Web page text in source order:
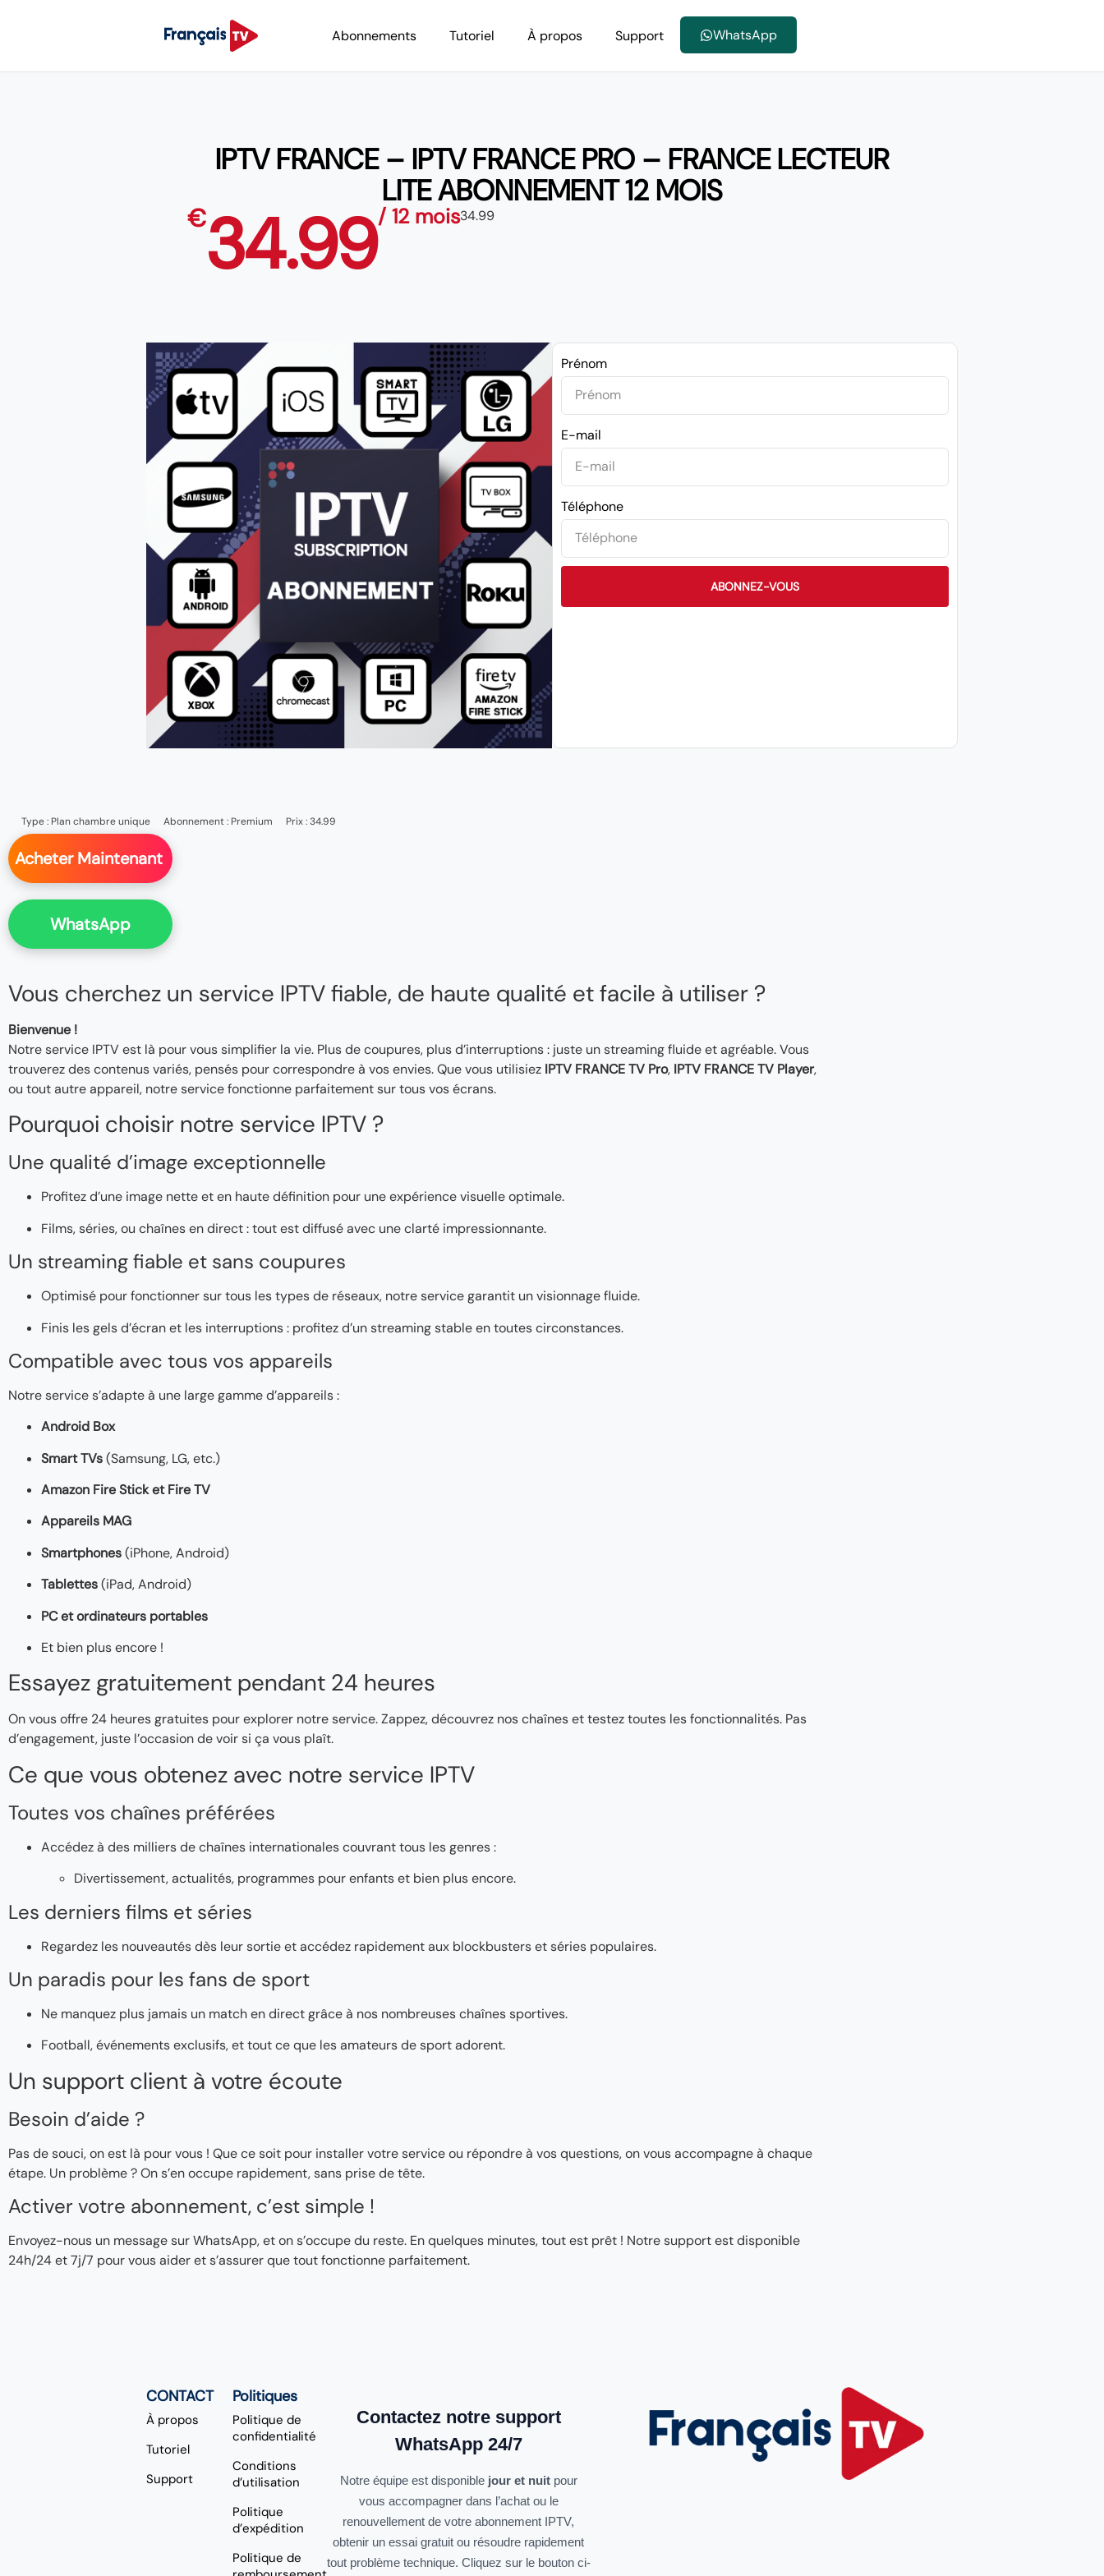
Abonnements Tutoriel À propos Support WhatsApp
IPTV FRANCE – IPTV FRANCE PRO – FRANCE LECTEUR
LITE ABONNEMENT 12 MOIS
€34.99/ 12 mois34.99
Prénom
E-mail
Téléphone
ABONNEZ-VOUS
Type : Plan chambre unique Abonnement : Premium Prix : 34.99
Acheter Maintenant
WhatsApp
Vous cherchez un service IPTV fiable, de haute qualité et facile à utiliser ?
Bienvenue !
Notre service IPTV est là pour vous simplifier la vie. Plus de coupures, plus d’interruptions : juste un streaming fluide et agréable. Vous
trouverez des contenus variés, pensés pour correspondre à vos envies. Que vous utilisiez IPTV FRANCE TV Pro, IPTV FRANCE TV Player,
ou tout autre appareil, notre service fonctionne parfaitement sur tous vos écrans.
Pourquoi choisir notre service IPTV ?
Une qualité d’image exceptionnelle
Profitez d’une image nette et en haute définition pour une expérience visuelle optimale.
Films, séries, ou chaînes en direct : tout est diffusé avec une clarté impressionnante.
Un streaming fiable et sans coupures
Optimisé pour fonctionner sur tous les types de réseaux, notre service garantit un visionnage fluide.
Finis les gels d’écran et les interruptions : profitez d’un streaming stable en toutes circonstances.
Compatible avec tous vos appareils
Notre service s’adapte à une large gamme d’appareils :
Android Box
Smart TVs(Samsung, LG, etc.)
Amazon Fire Stick et Fire TV
Appareils MAG
Smartphones(iPhone, Android)
Tablettes(iPad, Android)
PC et ordinateurs portables
Et bien plus encore !
Essayez gratuitement pendant 24 heures
On vous offre 24 heures gratuites pour explorer notre service. Zappez, découvrez nos chaînes et testez toutes les fonctionnalités. Pas
d’engagement, juste l’occasion de voir si ça vous plaît.
Ce que vous obtenez avec notre service IPTV
Toutes vos chaînes préférées
Accédez à des milliers de chaînes internationales couvrant tous les genres :
Divertissement, actualités, programmes pour enfants et bien plus encore.
Les derniers films et séries
Regardez les nouveautés dès leur sortie et accédez rapidement aux blockbusters et séries populaires.
Un paradis pour les fans de sport
Ne manquez plus jamais un match en direct grâce à nos nombreuses chaînes sportives.
Football, événements exclusifs, et tout ce que les amateurs de sport adorent.
Un support client à votre écoute
Besoin d’aide ?
Pas de souci, on est là pour vous ! Que ce soit pour installer votre service ou répondre à vos questions, on vous accompagne à chaque
étape. Un problème ? On s’en occupe rapidement, sans prise de tête.
Activer votre abonnement, c’est simple !
Envoyez-nous un message sur WhatsApp, et on s’occupe du reste. En quelques minutes, tout est prêt ! Notre support est disponible
24h/24 et 7j/7 pour vous aider et s’assurer que tout fonctionne parfaitement.
CONTACT
À propos
Tutoriel
Support
Politiques
Politique de
confidentialité
Conditions
d’utilisation
Politique
d’expédition
Politique de
Contactez notre support
WhatsApp 24/7
Notre équipe est disponible jour et nuitpour
vous accompagner dans l’achat ou le
renouvellement de votre abonnement IPTV,
obtenir un essai gratuit ou résoudre rapidement
tout problème technique. Cliquez sur le bouton ci-